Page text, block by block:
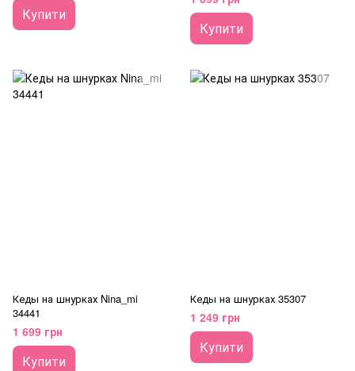
Купити
Купити
Кеды на шнурках Nina_mi
34441
1 699 грн
Купити
Кеды на шнурках 35307
1 249 грн
Купити